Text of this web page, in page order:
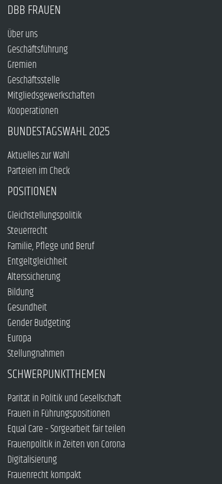
DBB FRAUEN
Über uns
Geschäftsführung
Gremien
Geschäftsstelle
Mitgliedsgewerkschaften
Kooperationen
BUNDESTAGSWAHL 2025
Aktuelles zur Wahl
Parteien im Check
POSITIONEN
Gleichstellungspolitik
Steuerrecht
Familie, Pflege und Beruf
Entgeltgleichheit
Alterssicherung
Bildung
Gesundheit
Gender Budgeting
Europa
Stellungnahmen
SCHWERPUNKTTHEMEN
Parität in Politik und Gesellschaft
Frauen in Führungspositionen
Equal Care – Sorgearbeit fair teilen
Frauenpolitik in Zeiten von Corona
Digitalisierung
Frauenrecht kompakt